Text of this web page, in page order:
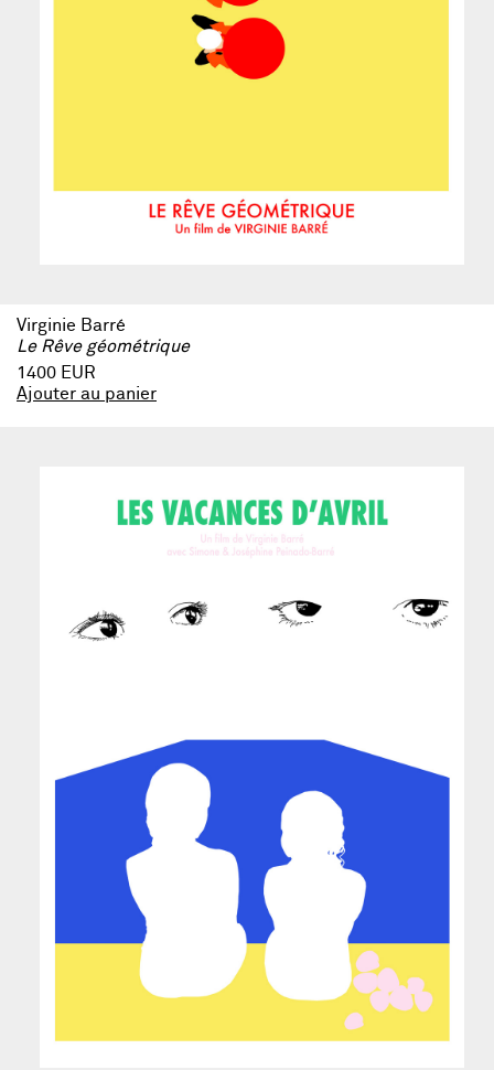
Virginie Barré
Le Rêve géométrique
1400 EUR
Ajouter au panier